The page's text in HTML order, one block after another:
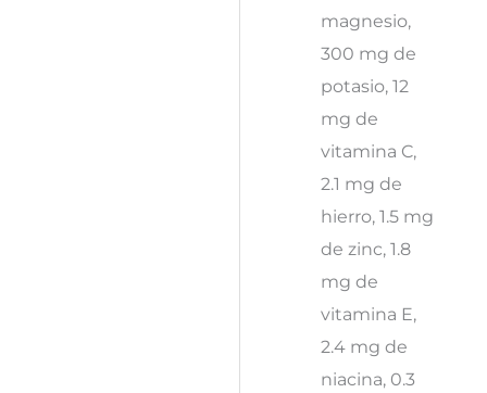
magnesio,
300 mg de
potasio, 12
mg de
vitamina C,
2.1 mg de
hierro, 1.5 mg
de zinc, 1.8
mg de
vitamina E,
2.4 mg de
niacina, 0.3